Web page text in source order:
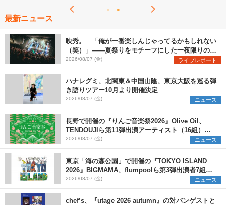
最新ニュース
映秀。 「俺が一番楽しんじゃってるかもしれない
（笑）」――夏祭りをモチーフにした一夜限りのス
ペシャルライブ『色祭』レポート
2026/08/07 (金) ライブレポート
ハナレグミ、北関東＆中国山陰、東京大阪を巡る弾
き語りツアー10月より開催決定
2026/08/07 (金) ニュース
長野で開催の『りんご音楽祭2026』Olive Oil、
TENDOUJIら第11弾出演アーティスト（16組）を
発表
2026/08/07 (金) ニュース
東京「海の森公園」で開催の『TOKYO ISLAND
2026』BIGMAMA、flumpoolら第3弾出演者7組を
発表 ワークショップ・アート出展者を募集
2026/08/07 (金) ニュース
chef’s、『utage 2026 autumn』の対バンゲストと